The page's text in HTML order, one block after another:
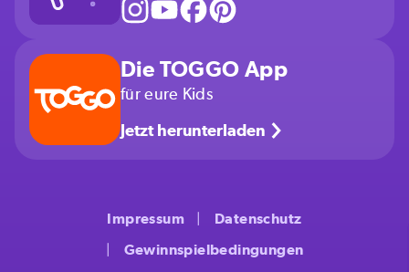
Die TOGGO App
für eure Kids
Jetzt herunterladen
Impressum
Datenschutz
Gewinnspielbedingungen